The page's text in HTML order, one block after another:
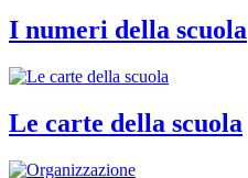
I numeri della scuola
Le carte della scuola